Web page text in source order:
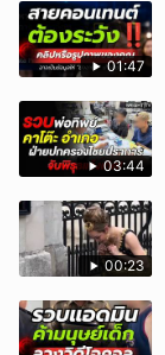
01:47
03:44
00:23